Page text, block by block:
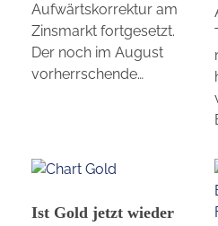
Aufwärtskorrektur am
Zinsmarkt fortgesetzt.
Der noch im August
vorherrschende…
Ist Gold jetzt wieder